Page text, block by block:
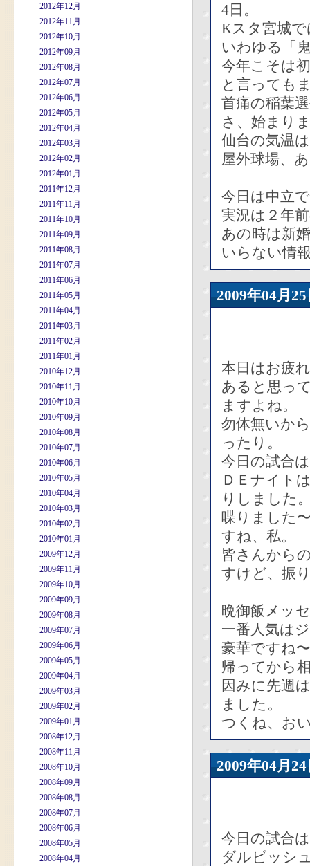
2012年12月
2012年11月
2012年10月
2012年09月
2012年08月
2012年07月
2012年06月
2012年05月
2012年04月
2012年03月
2012年02月
2012年01月
2011年12月
2011年11月
2011年10月
2011年09月
2011年08月
2011年07月
2011年06月
2011年05月
2011年04月
2011年03月
2011年02月
2011年01月
2010年12月
2010年11月
2010年10月
2010年09月
2010年08月
2010年07月
2010年06月
2010年05月
2010年04月
2010年03月
2010年02月
2010年01月
2009年12月
2009年11月
2009年10月
2009年09月
2009年08月
2009年07月
2009年06月
2009年05月
2009年04月
2009年03月
2009年02月
2009年01月
2008年12月
2008年11月
2008年10月
2008年09月
2008年08月
2008年07月
2008年06月
2008年05月
2008年04月
4日。
Kスタ宮城
いわゆる「
今年こそは
と言っても
首痛の稲葉
さ、始まり
仙台の気温
屋外球場、
今日は中立
実況は２年
あの時は新
いらない情
2009年04
本日はお疲
あると思っ
ますよね。
勿体無いか
ったり。
今日の試合
ＤＥナイト
りしました
喋りました
すね、私。
皆さんから
すけど、振
晩御飯メッ
一番人気は
豪華ですね
帰ってから
因みに先週
ました。
つくね、お
2009年04
今日の試合
ダルビッシ